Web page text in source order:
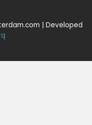
| Developed